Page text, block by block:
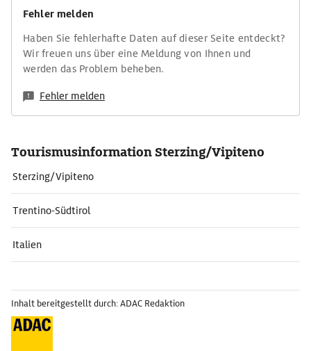
Fehler melden
Haben Sie fehlerhafte Daten auf dieser Seite entdeckt?
Wir freuen uns über eine Meldung von Ihnen und
werden das Problem beheben.
Fehler melden
Tourismusinformation Sterzing/Vipiteno
Sterzing/Vipiteno
Trentino-Südtirol
Italien
Inhalt bereitgestellt durch: ADAC Redaktion